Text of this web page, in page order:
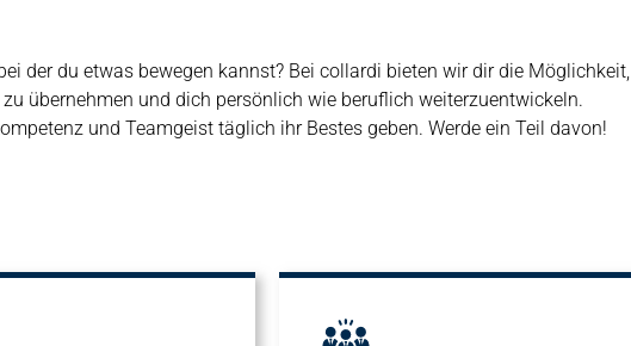
der du etwas bewegen kannst? Bei collardi bieten wir dir die Möglichkeit,
übernehmen und dich persönlich wie beruflich weiterzuentwickeln.
und Teamgeist täglich ihr Bestes geben. Werde ein Teil davon!